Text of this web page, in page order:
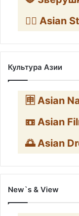
🧛‍♂️ Asian
Культура Азии
🈸 Asian
📼 Asian
🌅 Asian
New`s & View